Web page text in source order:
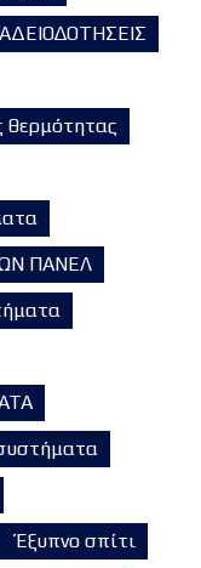
ΑΔΕΙΟΔΟΤΗΣΕΙΣ
θερμότητας
ΠΑΝΕΛ
Έξυπνο σπίτι